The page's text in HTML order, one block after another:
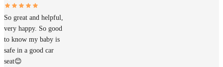
So great and helpful,
very happy. So good
to know my baby is
safe in a good car
seat😊